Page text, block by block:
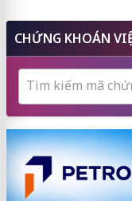
CHỨNG KHOÁN
Tìm kiếm mã